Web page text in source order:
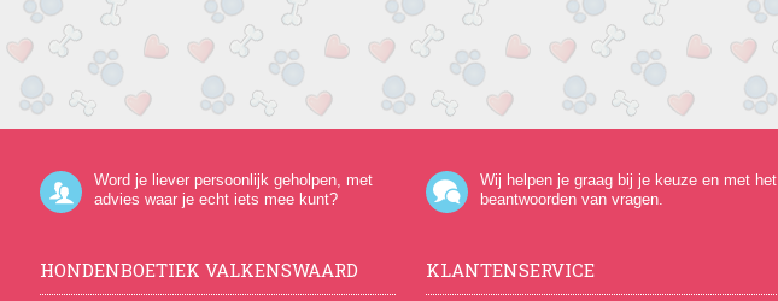
Word je liever persoonlijk geholpen, met
advies waar je echt iets mee kunt?
Wij helpen je graag bij je keuze en met het
beantwoorden van vragen.
HONDENBOETIEK VALKENSWAARD KLANTENSERVICE